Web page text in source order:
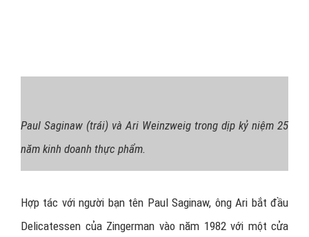
Paul Saginaw (trái) và Ari Weinzweig trong dịp kỷ niệm 25
năm kinh doanh thực phẩm.
Hợp tác với người bạn tên Paul Saginaw, ông Ari bắt đầu
Delicatessen của Zingerman vào năm 1982 với một cửa